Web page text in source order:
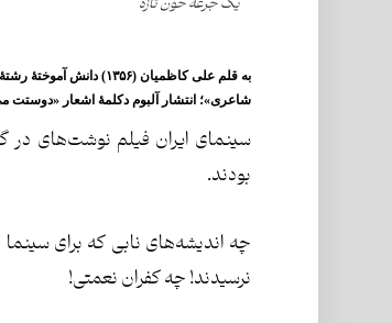
به قلم علی کاظمیان
(۱۳۵۶) دانش آموختۀ
شاعری»؛ انتشار آلبوم دکلمۀ اشعار «دوستت
سینمای ایران فیلم نوشت‌های در
بودند.
چه اندیشه‌های نابی که برای
نرسیدند! چه کفران نعمتی!